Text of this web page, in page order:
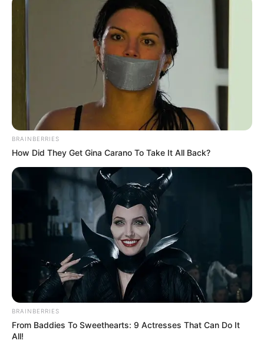
તેમ છતાં હાલના સમયમાં ‘જેલ ભજીયા હાઉસ’ ને
સાબરમતી મધ્યસ્થ જેલની બાજુમાં ખસેડવામાં આવી છે.
તેના સિવાય આર. ટી. ઓ સર્કલ ખાતે નવા તૈયાર થનાર
ભજીયા હાઉસની બિલ્ડિંગનું નિર્માણકાર્ય પૂરજોશમાં
ચાલી રહ્યું છે. અમદાવાદના જેલ ભજીયા હાઉસ ખાતે
કેદીઓ દ્વારા વર્ષ 2023-24 માં કુલ રૂ. 86.47 લાખનું
ટર્ન ઓવર કરવામાં આવેલ છે. જ્યારે ‘જેલ ભજીયા
હાઉસ’ના નવીનીકરણનું કાર્ય રાજ્યના જેલ વડા ડો. કે.
એલ. એન રાવના માર્ગદર્શન હેઠળ કરવામાં આવી રહ્યું
છે.
BRAINBERRIES
How Did They Get Gina Carano To Take It All Back?
BRAINBERRIES
From Baddies To Sweethearts: 9 Actresses That Can Do It
All!